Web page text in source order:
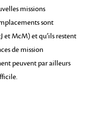
missions
sont
et McM) et qu’ils restent
de mission
peuvent par ailleurs